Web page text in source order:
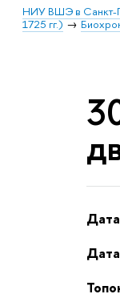
НИУ ВШЭ в Санкт-
1725 гг.)